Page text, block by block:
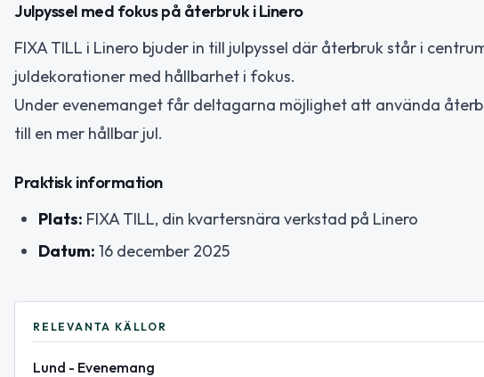
Julpyssel med fokus på återbruk i Linero
FIXA TILL i Linero bjuder in till julpyssel där återbruk står i
juldekorationer med hållbarhet i fokus.
Under evenemanget får deltagarna möjlighet att använda
till en mer hållbar jul.
Praktisk information
Plats: FIXA TILL, din kvartersnära verkstad på Linero
Datum: 16 december 2025
RELEVANTA KÄLLOR
Lund - Evenemang